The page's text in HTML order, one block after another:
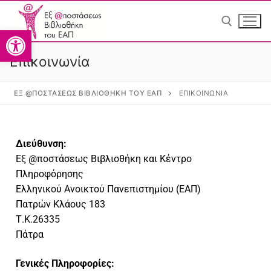
Ανοίξτε τη γραμμή
Αρχική
Η Βιβλιοθήκη
Επικοινωνία
ΕΞ @ΠΟΣΤΆΣΕΩΣ ΒΙΒΛΙΟΘΉΚΗ ΤΟΥ ΕΑΠ ΕΠΙΚΟΙΝΩΝΊΑ
Διεύθυνση:
Εξ @ποστάσεως Βιβλιοθήκη και Κέντρο
Πληροφόρησης
Ελληνικού Ανοικτού Πανεπιστημίου (ΕΑΠ)
Πατρών Κλάους 183
Τ.Κ.26335
Πάτρα
Γενικές Πληροφορίες: